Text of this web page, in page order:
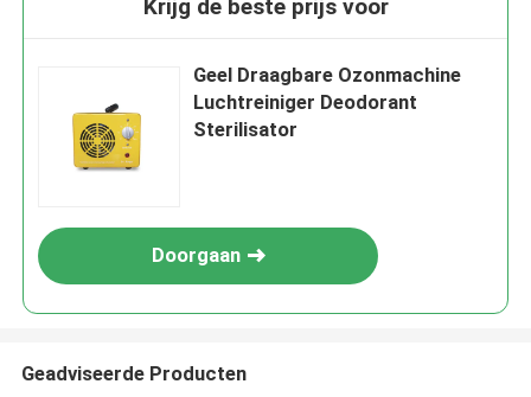
Krijg de beste prijs voor
Geel Draagbare Ozonmachine
Luchtreiniger Deodorant
Sterilisator
Doorgaan
Geadviseerde Producten